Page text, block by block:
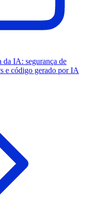
da IA: segurança de
e código gerado por IA